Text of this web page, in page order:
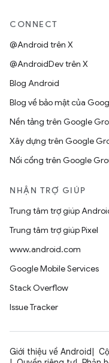
CONNECT
@Android trên X
@AndroidDev trên X
Blog Android
Blog về bảo mật của
Nền tảng trên Google
Xây dựng trên Google
Nối cổng trên Google
NHẬN TRỢ GIÚP
Trung tâm trợ giúp
Trung tâm trợ giúp Pixel
www.android.com
Google Mobile Services
Stack Overflow
Issue Tracker
Giới thiệu về Android